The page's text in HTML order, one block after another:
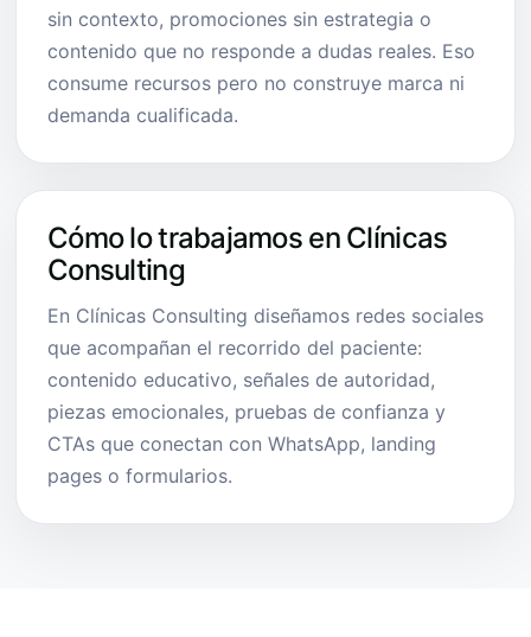
sin contexto, promociones sin estrategia o
contenido que no responde a dudas reales. Eso
consume recursos pero no construye marca ni
demanda cualificada.
Cómo lo trabajamos en Clínicas
Consulting
En Clínicas Consulting diseñamos redes sociales
que acompañan el recorrido del paciente:
contenido educativo, señales de autoridad,
piezas emocionales, pruebas de confianza y
CTAs que conectan con WhatsApp, landing
pages o formularios.